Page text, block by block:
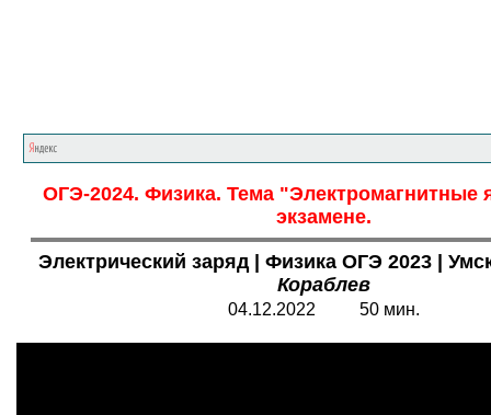
ОГЭ-2024. Физика. Тема "Электромагнитные
экзамене.
Электрический заряд | Физика ОГЭ 2023 |
Кораблев
04.12.2022 50 мин.